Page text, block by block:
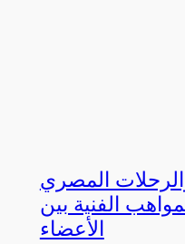
المصري
الفنية بين
الأعضاء